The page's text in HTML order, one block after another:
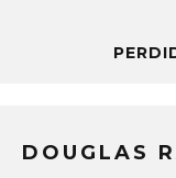
DOUGLAS